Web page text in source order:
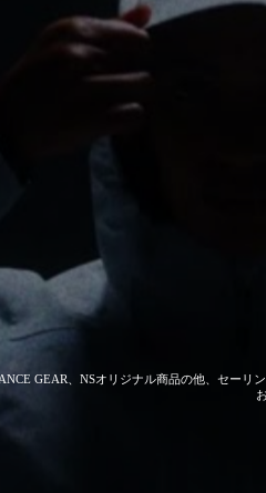
GEAR、NSオリジナル商品の他、セー